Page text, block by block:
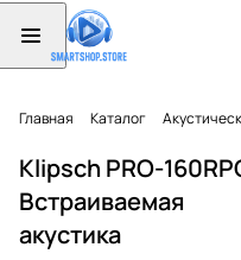
Главная Каталог
Klipsch PRO-
Встраиваемая
акустика